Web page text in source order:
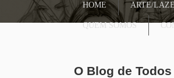
HOME ARTE/
QUEM SOMOS
O Blog de